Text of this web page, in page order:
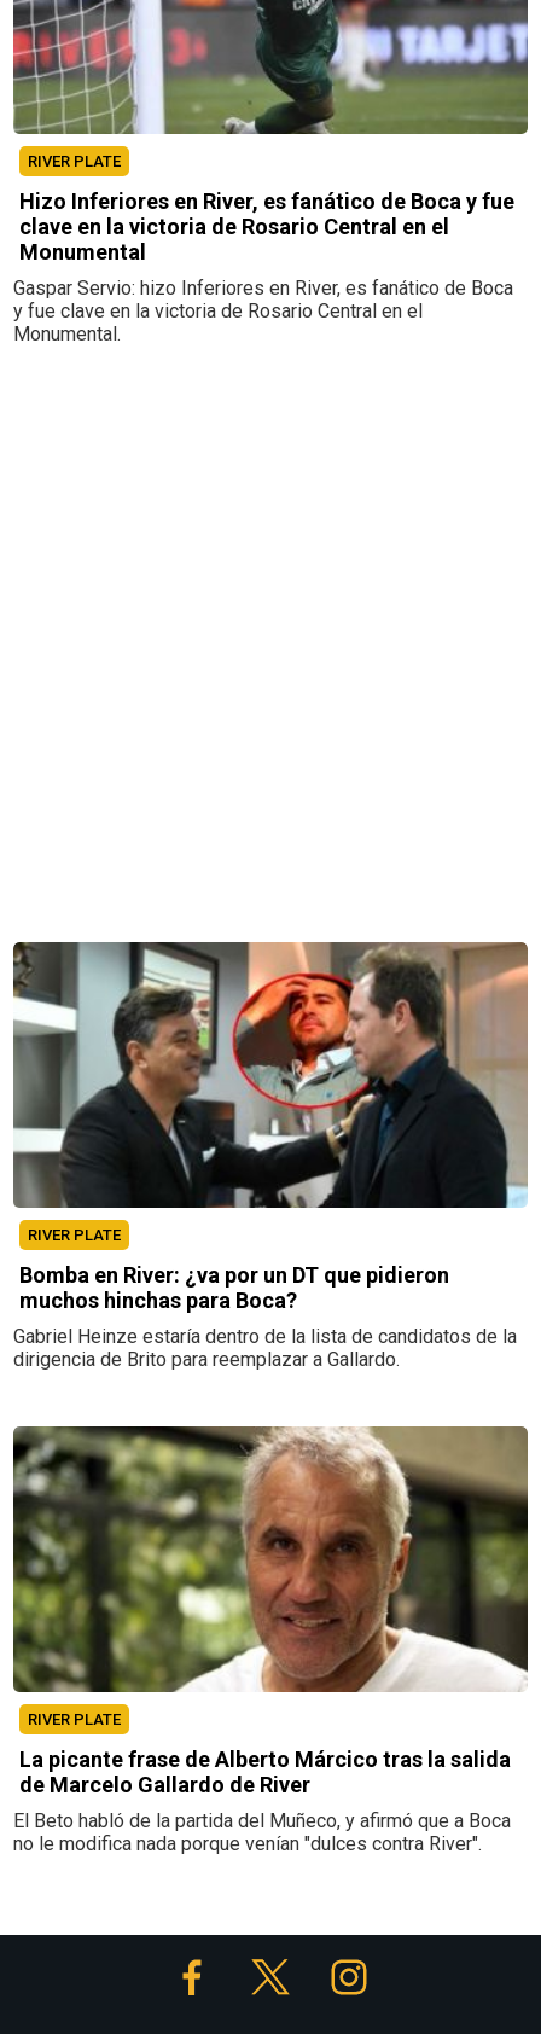
RIVER PLATE
Hizo Inferiores en River, es fanático de Boca y fue
clave en la victoria de Rosario Central en el
Monumental
Gaspar Servio: hizo Inferiores en River, es fanático de Boca
y fue clave en la victoria de Rosario Central en el
Monumental.
RIVER PLATE
Bomba en River: ¿va por un DT que pidieron
muchos hinchas para Boca?
Gabriel Heinze estaría dentro de la lista de candidatos de la
dirigencia de Brito para reemplazar a Gallardo.
RIVER PLATE
La picante frase de Alberto Márcico tras la salida
de Marcelo Gallardo de River
El Beto habló de la partida del Muñeco, y afirmó que a Boca
no le modifica nada porque venían "dulces contra River".